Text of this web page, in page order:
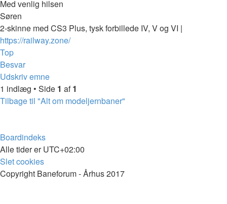
Med venlig hilsen
Søren
2-skinne med CS3 Plus, tysk forbillede IV, V og VI |
https://railway.zone/
Top
Besvar
Udskriv emne
1 indlæg • Side 1 af1
Tilbage til "Alt om modeljernbaner"
Boardindeks
Alle tider erUTC+02:00
Slet cookies
Copyright Baneforum - Århus 2017